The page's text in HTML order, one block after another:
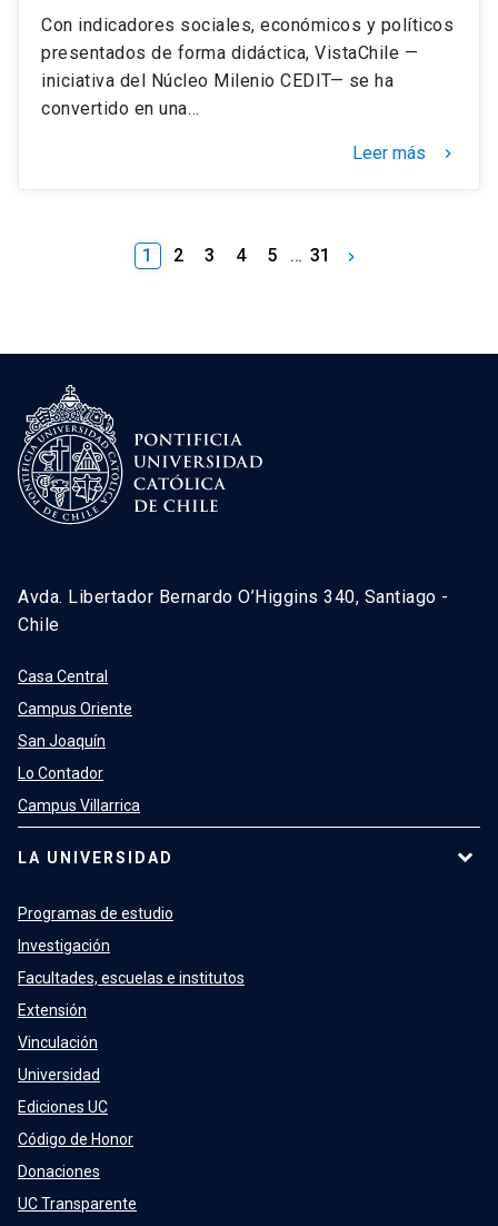
Con indicadores sociales, económicos y políticos
presentados de forma didáctica, VistaChile —
iniciativa del Núcleo Milenio CEDIT— se ha
convertido en una…
Leer más keyboard_arrow_right
1 2 3 4 5 … 31 keyboard_arrow_right
Avda. Libertador Bernardo O’Higgins 340, Santiago -
Chile
Casa Central
Campus Oriente
San Joaquín
Lo Contador
Campus Villarrica
LA UNIVERSIDAD
Programas de estudio
Investigación
Facultades, escuelas e institutos
Extensión
Vinculación
Universidad
Ediciones UC
Código de Honor
Donaciones
UC Transparente